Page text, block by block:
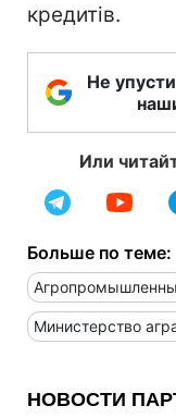
кредитів.
Не
Или
Больше по теме:
Министерство